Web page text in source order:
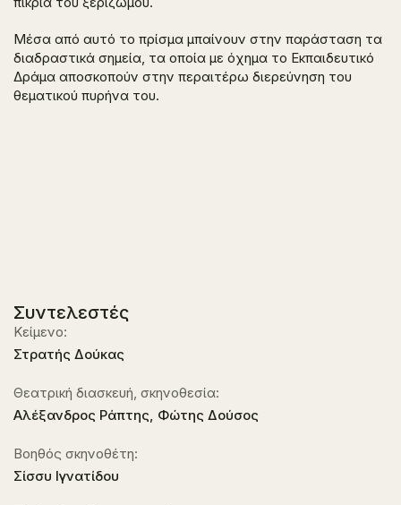
Μέσα από αυτό το πρίσμα μπαίνουν στην παράσταση τα
διαδραστικά σημεία, τα οποία με όχημα το Εκπαιδευτικό
Δράμα αποσκοπούν στην περαιτέρω διερεύνηση του
θεματικού πυρήνα του.
Συντελεστές
Κείμενο:
Στρατής Δούκας
Θεατρική διασκευή, σκηνοθεσία:
Αλέξανδρος Ράπτης, Φώτης Δούσος
Βοηθός σκηνοθέτη:
Σίσσυ Ιγνατίδου